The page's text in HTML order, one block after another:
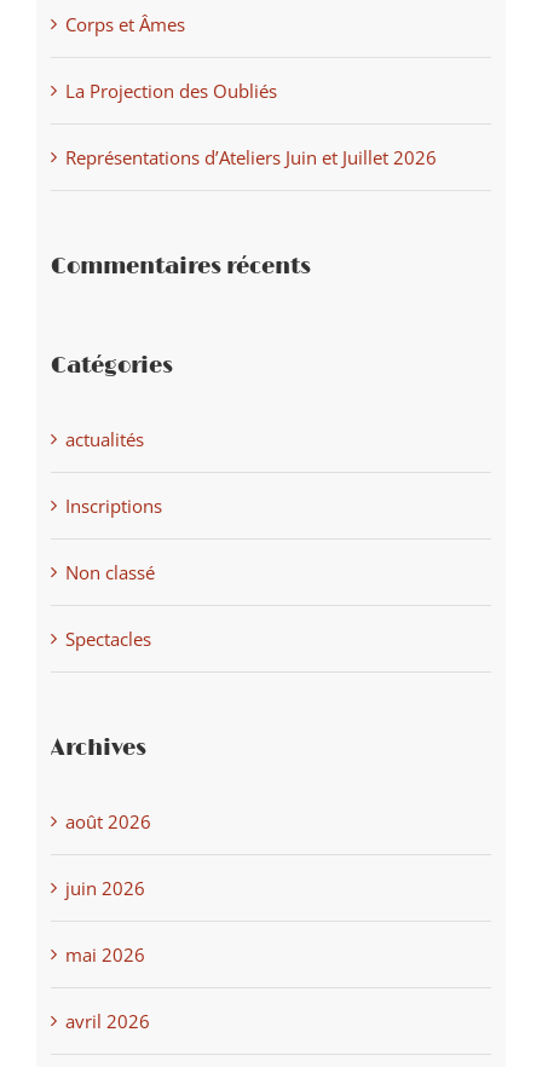
Corps et Âmes
La Projection des Oubliés
Représentations d’Ateliers Juin et Juillet 2026
Commentaires récents
Catégories
actualités
Inscriptions
Non classé
Spectacles
Archives
août 2026
juin 2026
mai 2026
avril 2026